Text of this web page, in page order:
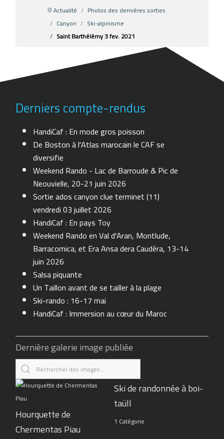
Actualité
Photos des dernières sorties
Canyon
Ski-alpinisme
Saint Barthélémy 3 fev. 2021
Derniers compte-rendus
HandiCaf : En mode gros poisson
De Boston à l'Atlas marocain le CAF se
diversifie
Weekend Rando - Lac de Barroude & Pic de
Neouvielle, 20-21 juin 2026
Sortie ados canyon clue terminet (11)
vendredi 03 juillet 2026
HandiCaf : En pays Toy
Weekend Rando en Val d'Aran, Montlude,
Barracomica, et Era Ansa dera Caudèra, 13-14
juin 2026
Salsa piquante
Un Taillon avant de se tailler à la plage
Ski-rando : 16-17 mai
HandiCaf : Immersion au cœur du Maroc
Dernière galerie image publiée
Hourquette de
Chermentas Piau
Ski de randonnée à boi-
taüll
1 Catégorie